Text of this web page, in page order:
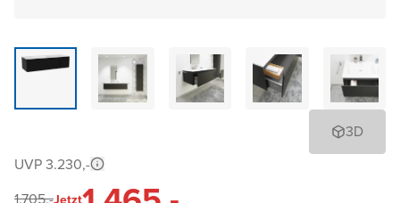
3D
UVP 3.230,-